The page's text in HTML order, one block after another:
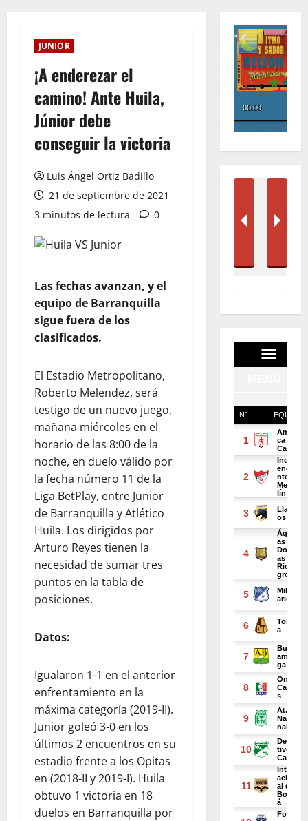
JUNIOR
¡A enderezar el
camino! Ante Huila,
Júnior debe
conseguir la victoria
Luis Ángel Ortiz Badillo
21 de septiembre de 2021
3 minutos de lectura
0
Las fechas avanzan, y el
equipo de Barranquilla
sigue fuera de los
clasificados.
El Estadio Metropolitano,
Roberto Melendez, será
testigo de un nuevo juego,
mañana miércoles en el
horario de las 8:00 de la
noche, en duelo válido por
la fecha número 11 de la
Liga BetPlay, entre Junior
de Barranquilla y Atlético
Huila. Los dirigidos por
Arturo Reyes tienen la
necesidad de sumar tres
puntos en la tabla de
posiciones.
Datos:
Igualaron 1-1 en el anterior
enfrentamiento en la
máxima categoría (2019-II).
Junior goleó 3-0 en los
últimos 2 encuentros en su
estadio frente a los Opitas
en (2018-II y 2019-I). Huila
obtuvo 1 victoria en 18
duelos en Barranquilla por